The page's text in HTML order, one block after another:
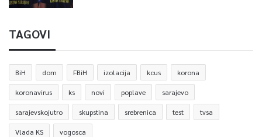
TAGOVI
BiH dom FBiH izolacija kcus korona
koronavirus ks novi poplave sarajevo
sarajevskojutro skupstina srebrenica test tvsa
Vlada KS vogosca